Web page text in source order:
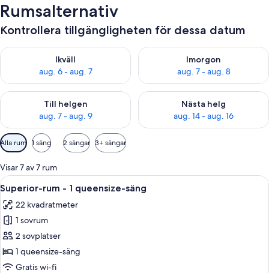
Rumsalternativ
Kontrollera tillgängligheten för dessa datum
Ikväll
aug. 6 - aug. 7
Kontrollera tillgängligheten för ikväll aug. 6 - aug. 7
Imorgon
aug. 7 - aug. 8
Kontrollera tillgängligheten
Till helgen
aug. 7 - aug. 9
Kontrollera tillgängligheten för den här helgen aug. 7 - aug. 9
Nästa helg
aug. 14 - aug. 16
Kontrollera tillgängligheten
Tillgängliga
filter
för
rum
Alla rum 1 säng 2 sängar 3+ sängar
Visar 7 av 7 rum
Öppna
alla
foton
för
Superior-
rum
-
Ett hotellrum med en säng, ett
4
Superior-rum - 1 queensize-säng
22 kvadratmeter
1 sovrum
2 sovplatser
1 queensize-säng
Gratis wi-fi